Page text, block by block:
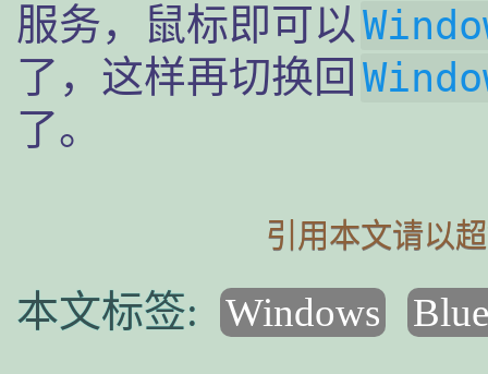
服务，鼠标即可以
了，这样再切换回
了。
引用本文请以
Windows